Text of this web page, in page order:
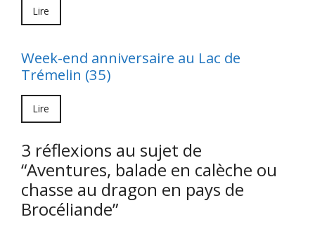
Lire
Week-end anniversaire au Lac de
Trémelin (35)
Lire
3 réflexions au sujet de
“Aventures, balade en calèche ou
chasse au dragon en pays de
Brocéliande”